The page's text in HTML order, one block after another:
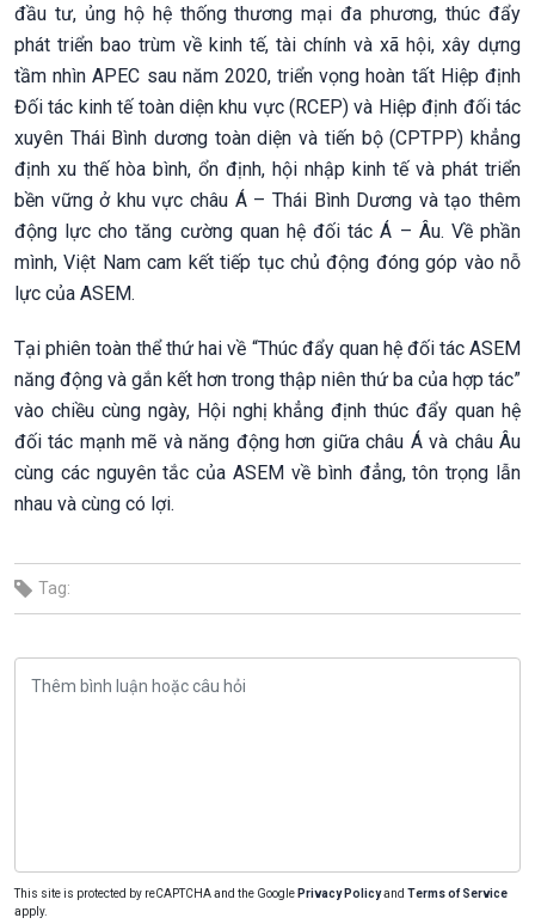
đầu tư, ủng hộ hệ thống thương mại đa phương, thúc đẩy
phát triển bao trùm về kinh tế, tài chính và xã hội, xây dựng
tầm nhìn APEC sau năm 2020, triển vọng hoàn tất Hiệp định
Đối tác kinh tế toàn diện khu vực (RCEP) và Hiệp định đối tác
xuyên Thái Bình dương toàn diện và tiến bộ (CPTPP) khẳng
định xu thế hòa bình, ổn định, hội nhập kinh tế và phát triển
bền vững ở khu vực châu Á – Thái Bình Dương và tạo thêm
động lực cho tăng cường quan hệ đối tác Á – Âu. Về phần
mình, Việt Nam cam kết tiếp tục chủ động đóng góp vào nỗ
lực của ASEM.
Tại phiên toàn thể thứ hai về “Thúc đẩy quan hệ đối tác ASEM
năng động và gắn kết hơn trong thập niên thứ ba của hợp tác”
vào chiều cùng ngày, Hội nghị khẳng định thúc đẩy quan hệ
đối tác mạnh mẽ và năng động hơn giữa châu Á và châu Âu
cùng các nguyên tắc của ASEM về bình đẳng, tôn trọng lẫn
nhau và cùng có lợi.
Tag:
This site is protected by reCAPTCHA and the Google Privacy Policyand Terms of Service
apply.